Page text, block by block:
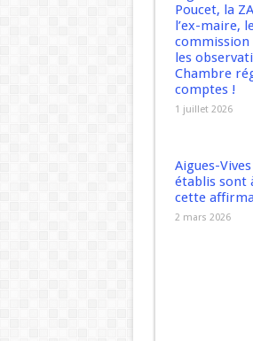
Poucet, la
l’ex-maire,
les
Chambre
comptes !
1 juillet 2026
Aigues-
établis sont
cette
2 mars 2026